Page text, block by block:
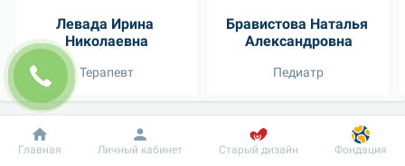
Левада Ирина
Николаевна
Терапевт
Бравистова Наталья
Александровна
Педиатр
Посмотреть всех врачей
Добробут Информация Пациенту
Главная Личный кабинет Старый дизайн Фондация